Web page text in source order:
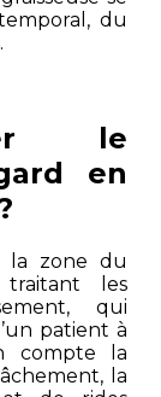
du
le
en
la zone du
les
qui
patient à
compte la
la